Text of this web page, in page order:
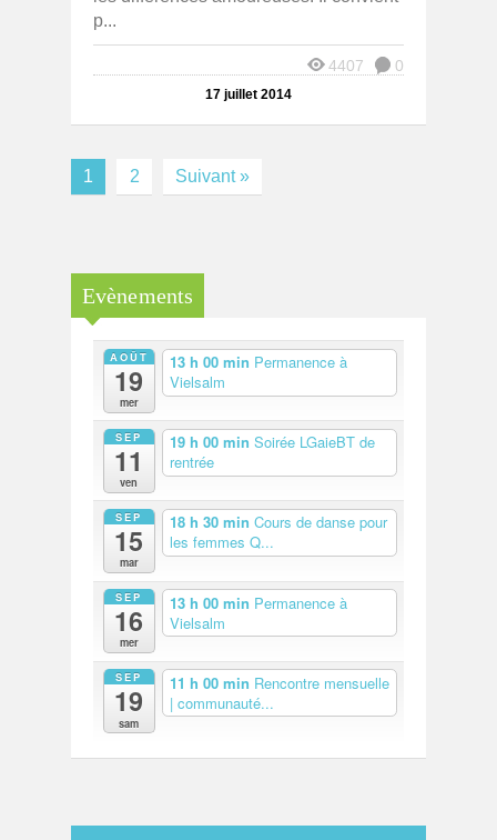
p...
0
4407
17 juillet 2014
1 2 Suivant »
Evènements
AOÛT
19
mer
13 h 00 min Permanence à
Vielsalm
SEP
11
ven
19 h 00 min Soirée LGaieBT de
rentrée
SEP
15
mar
18 h 30 min Cours de danse pour
les femmes Q...
SEP
16
mer
13 h 00 min Permanence à
Vielsalm
SEP
19
sam
11 h 00 min Rencontre mensuelle
| communauté...